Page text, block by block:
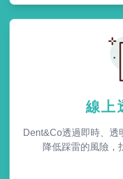
線上
Dent&Co透過即時、透
降低踩雷的風險，